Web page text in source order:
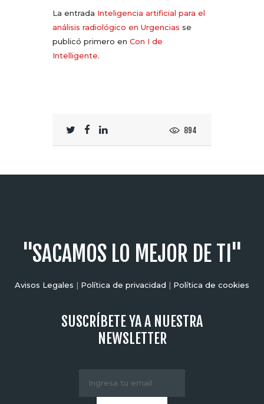
La entrada Inteligencia artificial para el
análisis radiológico en Urgencias se
publicó primero en Con I de
Intelligente.
894
"SACAMOS LO MEJOR DE TI"
Avisos Legales | Política de privacidad | Política de cookies
SUSCRÍBETE YA A NUESTRA
NEWSLETTER